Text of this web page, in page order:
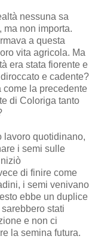
nessuna sa
ma non importa.
a questa
vita agricola. Ma
era stata fiorente e
e cadente?
come la precedente
di Coloriga tanto
lavoro quotidinano,
i semi sulle
di finire come
i semi venivano
ebbe un duplice
stati
e non ci
la semina futura.